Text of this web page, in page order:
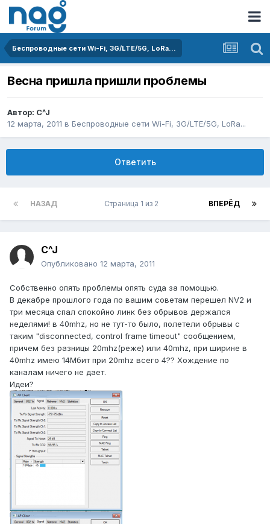
Беспроводные сети Wi-Fi, 3G/LTE/5G, LoRa...
Весна пришла пришли проблемы
Автор: C^J
12 марта, 2011 в Беспроводные сети Wi-Fi, 3G/LTE/5G, LoRa...
Ответить
НАЗАД ВПЕРЁД
Страница 1 из 2
C^J
Опубликовано 12 марта, 2011
Собственно опять проблемы опять суда за помощью.
В декабре прошлого года по вашим советам перешел NV2 и
три месяца спал спокойно линк без обрывов держался
неделями! в 40mhz, но не тут-то было, полетели обрывы с
таким "disconnected, control frame timeout" сообщением,
причем без разницы 20mhz(реже) или 40mhz, при ширине в
40mhz имею 14Мбит при 20mhz всего 4?? Хождение по
каналам ничего не дает.
Идеи?